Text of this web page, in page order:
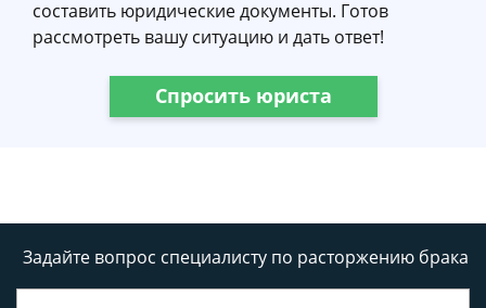
составить юридические документы. Готов
рассмотреть вашу ситуацию и дать ответ!
Спросить юриста
Задайте вопрос специалисту по расторжению брака